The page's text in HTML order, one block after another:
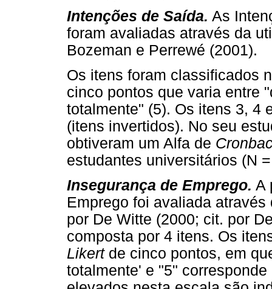
Intenções de Saída. As
foram avaliadas através da
Bozeman e Perrewé (2001).
Os itens foram classificados
cinco pontos que varia entre
totalmente" (5). Os itens 3, 4
(itens invertidos). No seu
obtiveram um Alfa de
estudantes universitários (N
Insegurança de Emprego. A
Emprego foi avaliada
por De Witte (2000; cit. por
composta por 4 itens. Os
Likert de cinco pontos, em
totalmente' e "5"